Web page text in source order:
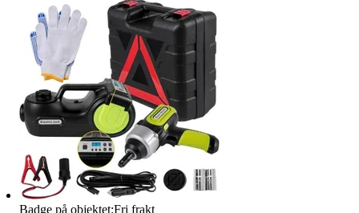
Badge på objektet:Fri frakt